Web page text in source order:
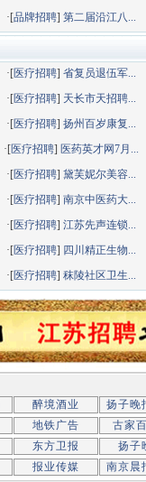
·[品牌招聘]第二届沿江八...
·[医疗招聘]省复员退伍军...
·[医疗招聘] 天长市天招聘...
·[医疗招聘]扬州百岁康复...
·[医疗招聘] 医药英才网7月...
·[医疗招聘]黛芙妮尔美容...
·[医疗招聘]南京中医药大...
·[医疗招聘]江苏先声连锁...
·[医疗招聘] 四川精正生物...
·[医疗招聘]秣陵社区卫生...
醉境酒业
扬子晚
地铁广告
古家
东方卫报
扬子
报业传媒 南京晨